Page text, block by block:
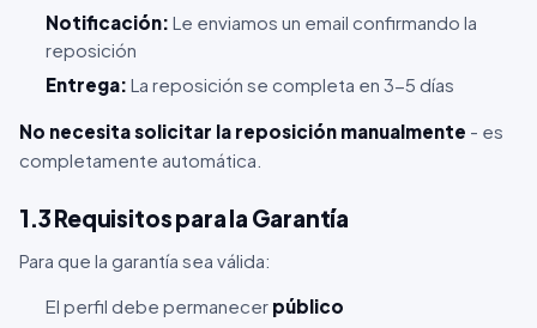
Notificación: Le enviamos un email confirmando la
reposición
Entrega: La reposición se completa en 3-5 días
No necesita solicitar la reposición manualmente - es
completamente automática.
1.3 Requisitos para la Garantía
Para que la garantía sea válida:
El perfil debe permanecer público